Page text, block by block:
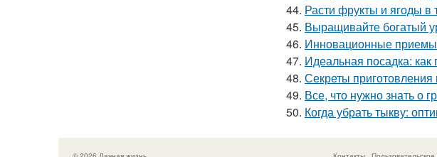
44. Расти фрукты и ягоды в
45. Выращивайте богатый
46. Инновационные приемы
47. Идеальная посадка:
48. Секреты
49. Все, что нужно знать о
50. Когда убрать тыкву: